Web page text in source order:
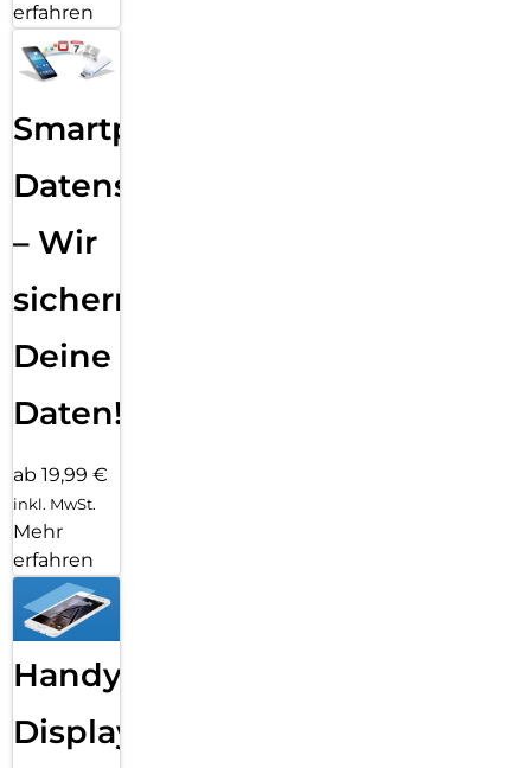
erfahren
Smartphone
Datensicherung
– Wir
sichern
Deine
Daten!
ab 19,99 €
inkl. MwSt.
Mehr
erfahren
Handy
Displayfolie